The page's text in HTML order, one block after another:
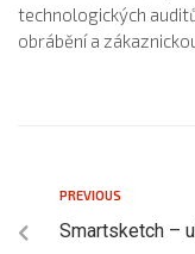
technologických
obrábění a
PREVIOUS
Smartsketch –